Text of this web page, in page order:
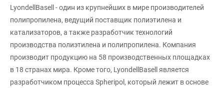
LyondellBasell - один из крупнейших в мире производителей
полипропилена, ведущий поставщик полиэтилена и
катализаторов, а также разработчик технологий
производства полиэтилена и полипропилена. Компания
производит продукцию на 58 производственных площадках
в 18 странах мира. Кроме того, LyondellBasell является
разработчиком процесса Spheripol, который лежит в основе